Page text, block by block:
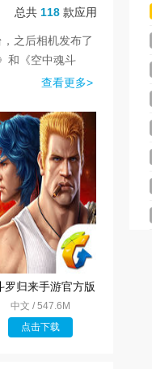
总共 118 款应用
之后相机发布了
和《空中魂斗
查看更多>
罗归来手游官方版
中文 / 547.6M
点击下载